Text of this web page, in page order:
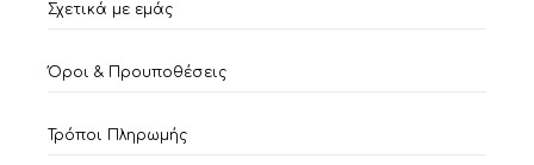
Σχετικά με εμάς
Όροι & Προυποθέσεις
Τρόποι Πληρωμής